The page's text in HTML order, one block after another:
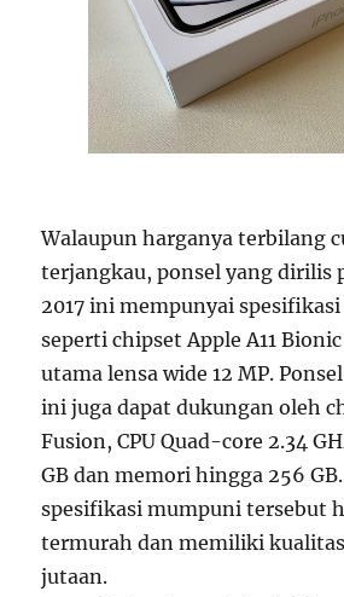
Walaupun harganya terbilang
terjangkau, ponsel yang dirilis
2017 ini mempunyai
seperti chipset Apple A11
utama lensa wide 12 MP.
ini juga dapat dukungan oleh
Fusion, CPU Quad-core 2.34
GB dan memori hingga 256
spesifikasi mumpuni tersebut
termurah dan memiliki
jutaan.